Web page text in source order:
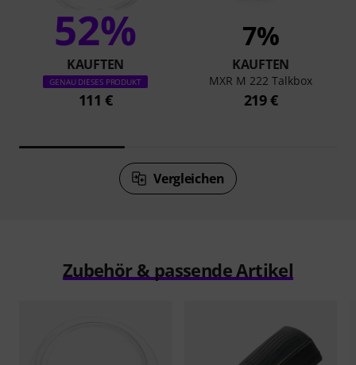
52%
KAUFTEN
GENAU DIESES PRODUKT
111 €
7%
KAUFTEN
MXR M 222 Talkbox
219 €
Vergleichen
Zubehör & passende Artikel